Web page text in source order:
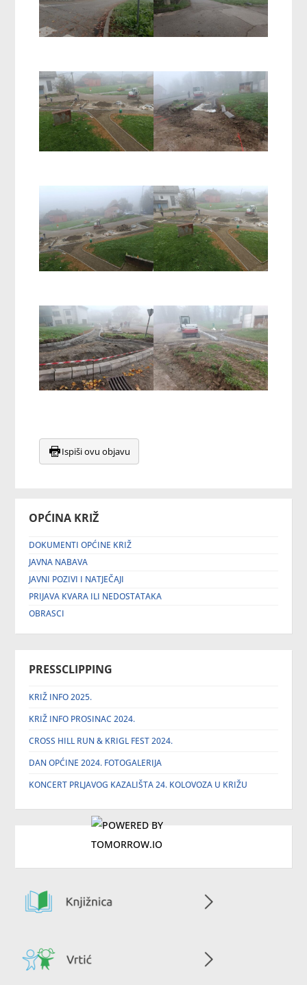
OPĆINA KRIŽ
DOKUMENTI OPĆINE KRIŽ
JAVNA NABAVA
JAVNI POZIVI I NATJEČAJI
PRIJAVA KVARA ILI NEDOSTATAKA
OBRASCI
PRESSCLIPPING
KRIŽ INFO 2025.
KRIŽ INFO PROSINAC 2024.
CROSS HILL RUN & KRIGL FEST 2024.
DAN OPĆINE 2024. FOTOGALERIJA
KONCERT PRLJAVOG KAZALIŠTA 24. KOLOVOZA U KRIŽU
Ispiši ovu objavu